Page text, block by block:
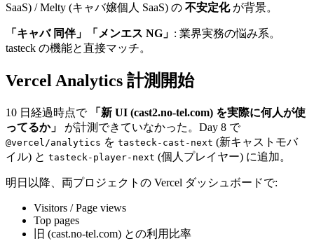
SaaS) / Melty (キャバ嬢個人 SaaS) の 不安定化が背景。
「キャバ 同伴」「メンエス NG」 : 業界実務の悩み系。
tasteck の機能と直接マッチ。
Vercel Analytics 計測開始
10 日経過時点で
「新 UI (cast2.no-tel.com) を実際に何人が使
ってるか」
が計測できていなかった。Day 8 で
@vercel/analytics を tasteck-cast-next (新キャストモバ
イル) と tasteck-player-next (個人プレイヤー) に追加。
明日以降、両プロジェクトの Vercel ダッシュボードで:
Visitors / Page views
Top pages
旧 (cast.no-tel.com) との利用比率